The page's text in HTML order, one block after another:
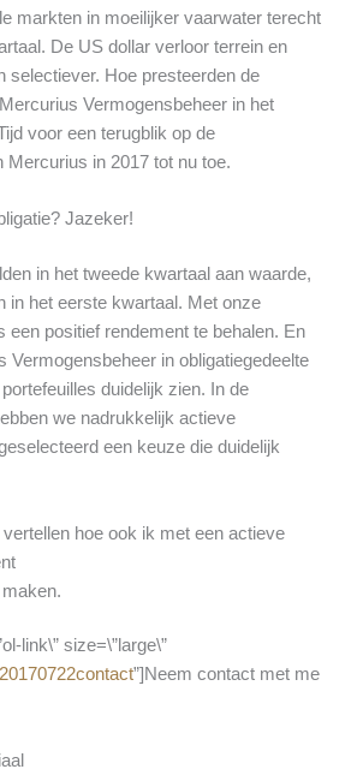
markten in moeilijker vaarwater terecht
De US dollar verloor terrein en
selectiever. Hoe presteerden de
Vermogensbeheer in het
voor een terugblik op de
Mercurius in 2017 tot nu toe.
Jazeker!
in het tweede kwartaal aan waarde,
in het eerste kwartaal. Met onze
een positief rendement te behalen. En
Vermogensbeheer in obligatiegedeelte
duidelijk zien. In de
we nadrukkelijk actieve
een keuze die duidelijk
hoe ook ik met een actieve
link\” size=\”large\”
”]Neem contact met me